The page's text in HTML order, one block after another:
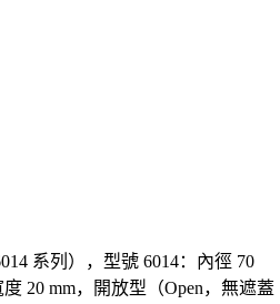
系列），型號 6014：內徑 70
20 mm，開放型（Open，無遮蓋